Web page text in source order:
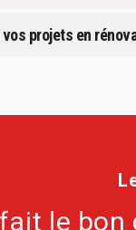
projets en
le bon